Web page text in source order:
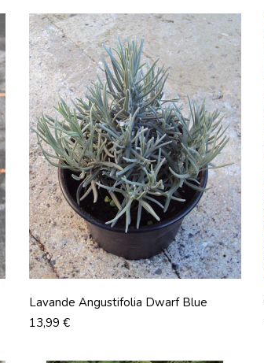
Lavande Angustifolia Dwarf Blue
Prix
13,99 €